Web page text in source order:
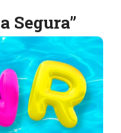
Segura”